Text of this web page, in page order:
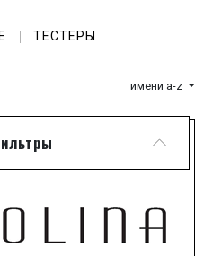
Selectiva S.P.A. в смежной
- производстве элитных
совершенствование
идет компания, то
от дома Аквалина
довольно ясная.
легкие и невероятно
представлены и
ТЕСТЕРЫ
имени a-z